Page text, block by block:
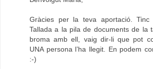
Gràcies per la teva aportació. Tinc
Tallada a la pila de documents de la
broma amb ell, vaig dir-li que pot
UNA persona l’ha llegit. En podem
:-)